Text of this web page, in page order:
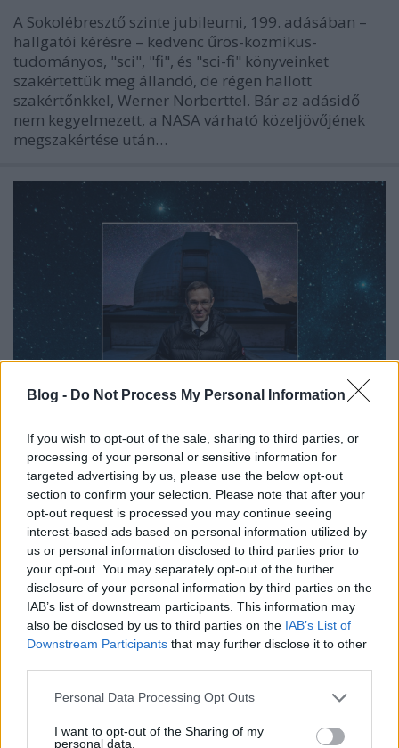
Blog - Do Not Process My Personal Information
If you wish to opt-out of the sale, sharing to third parties, or
processing of your personal or sensitive information for
targeted advertising by us, please use the below opt-out
section to confirm your selection. Please note that after your
opt-out request is processed you may continue seeing
interest-based ads based on personal information utilized by
us or personal information disclosed to third parties prior to
your opt-out. You may separately opt-out of the further
disclosure of your personal information by third parties on the
IAB’s list of downstream participants. This information may
also be disclosed by us to third parties on the IAB’s List of
Downstream Participants that may further disclose it to other
Please note that this website/app uses one or more Google
not limited to your visit or usage behaviour. You may click to
Personal Data Processing Opt Outs
I want to opt-out of the Sharing of my
personal data.
A Sokolébresztő szinte jubileumi, 199. adásában –
hallgatói kérésre – kedvenc űrös-kozmikus-
tudományos, "sci", "fi", és "sci-fi" könyveinket
szakértettük meg állandó, de régen hallott
szakértőnkkel, Werner Norberttel. Bár az adásidő
nem kegyelmezett, a NASA várható közeljövőjének
megszakértése után…
Avi Loeb, a Harvard professzora:
"Futok egy magasabb intelligencia
felé a csillagközi űrben"
Sokolébresztő Extravideó
2023. október 07.
Immár harmadik alkalommal köszönthettük Avi
Loeb professzort a Harvard Egyetemről a Parallaxis
Univerzum műsoraiban: beszélgettünk már a
csillagközi űrszondának tűnő Oumuamuáról, és
hogy biztonsági mentésként tároljunk minden
emberi tudást a Holdon, most pedig egy hihetetlen
kutatásról, és az első…